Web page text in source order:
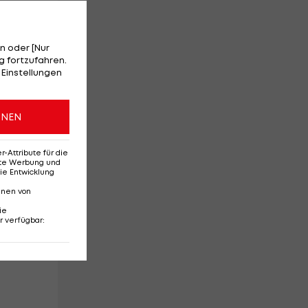
oder [Nur
fortzufahren.
Attribute für die
Werbung und
Entwicklung
von
verfügbar: